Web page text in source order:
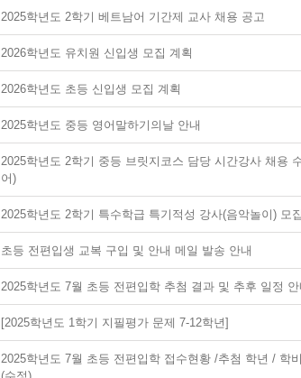
2025학년도 2학기 베트남어 기간제 교사 채용 공고
2026학년도 유치원 신입생 모집 계획
2026학년도 초등 신입생 모집 계획
2025학년도 중등 영어말하기의날 안내
2025학년도 2학기 중등 브릿지코스 담당 시간강사 채용
어)
2025학년도 2학기 특수학급 특기적성 강사(음악놀이) 모
초등 전편입생 교복 구입 및 안내 메일 발송 안내
2025학년도 7월 초등 전편입학 추첨 결과 및 추후 일정
[2025학년도 1학기 지필평가 문제 7-12학년]
2025학년도 7월 초등 전편입학 접수현황 /추첨 학년 / 학